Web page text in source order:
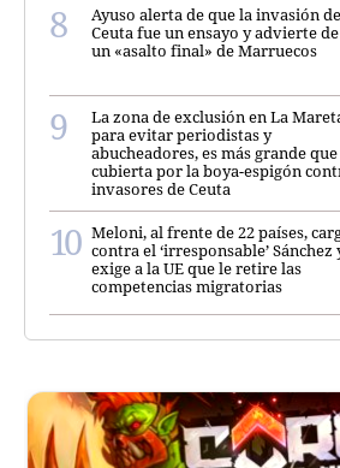
Ayuso alerta de que la invasión de
Ceuta fue un ensayo y advierte de
un «asalto final» de Marruecos
La zona de exclusión en La
para evitar periodistas y
abucheadores, es más grande
cubierta por la boya-espigón
invasores de Ceuta
Meloni, al frente de 22 países,
contra el ‘irresponsable’ Sánchez
exige a la UE que le retire las
competencias migratorias